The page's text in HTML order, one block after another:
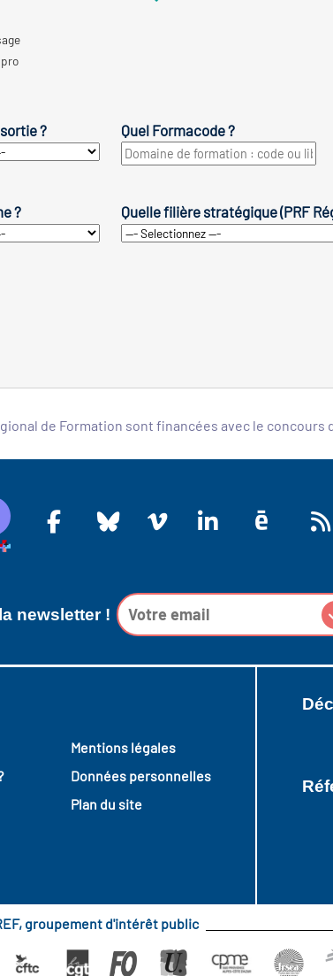
? Quel Formacode ?
? Quelle filière stratégique (PRF
de Formation sont financées avec le concours
newsletter !
Mentions légales
Données personnelles
Plan du site
groupement d'intérêt public